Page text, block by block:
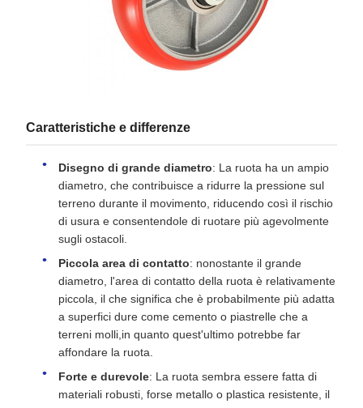
Caratteristiche e differenze
Disegno di grande diametro: La ruota ha un ampio
diametro, che contribuisce a ridurre la pressione sul
terreno durante il movimento, riducendo così il rischio
di usura e consentendole di ruotare più agevolmente
sugli ostacoli.
Piccola area di contatto: nonostante il grande
diametro, l'area di contatto della ruota è relativamente
piccola, il che significa che è probabilmente più adatta
a superfici dure come cemento o piastrelle che a
terreni molli,in quanto quest'ultimo potrebbe far
affondare la ruota.
Forte e durevole: La ruota sembra essere fatta di
materiali robusti, forse metallo o plastica resistente, il